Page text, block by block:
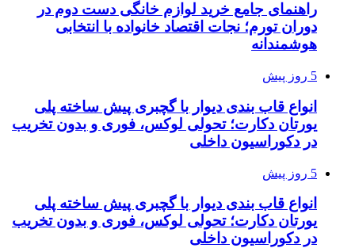
راهنمای جامع خرید لوازم خانگی دست دوم در
دوران تورم؛ نجات اقتصاد خانواده با انتخابی
هوشمندانه
5 روز پیش
انواع قاب بندی دیوار با گچبری پیش ساخته پلی
یورتان دکارت؛ تحولی لوکس، فوری و بدون تخریب
در دکوراسیون داخلی
5 روز پیش
انواع قاب بندی دیوار با گچبری پیش ساخته پلی
یورتان دکارت؛ تحولی لوکس، فوری و بدون تخریب
در دکوراسیون داخلی